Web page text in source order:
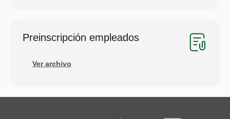
Preinscripción empleados
Ver archivo